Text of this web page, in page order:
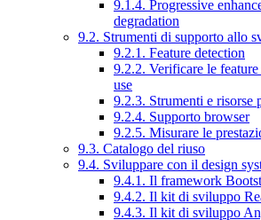
9.1.4. Progressive
degradation
9.2. Strumenti di supporto allo
9.2.1. Feature detection
9.2.2. Verificare le
use
9.2.3. Strumenti e risorse
9.2.4. Supporto browser
9.2.5. Misurare le
9.3. Catalogo del riuso
9.4. Sviluppare con il design
9.4.1. Il framework
9.4.2. Il kit di sviluppo
9.4.3. Il kit di sviluppo